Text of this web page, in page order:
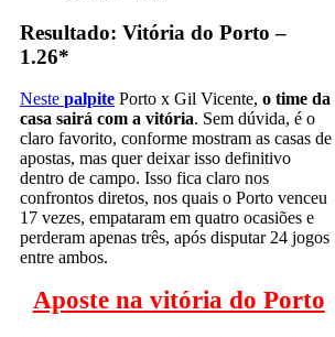
Resultado: Vitória do Porto –
1.26*
Neste palpite Porto x Gil Vicente, o time da
casa sairá com a vitória. Sem dúvida, é o
claro favorito, conforme mostram as casas de
apostas, mas quer deixar isso definitivo
dentro de campo. Isso fica claro nos
confrontos diretos, nos quais o Porto venceu
17 vezes, empataram em quatro ocasiões e
perderam apenas três, após disputar 24 jogos
entre ambos.
Aposte na vitória do Porto